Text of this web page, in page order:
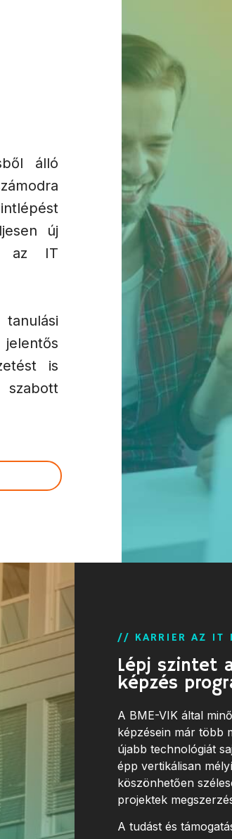
álló
új
az IT
is
// KARRIER AZ IT
Lépj szintet
képzés
A BME-VIK által
képzésein már több
újabb technológiát
épp vertikálisan
köszönhetően
projektek
A tudást és